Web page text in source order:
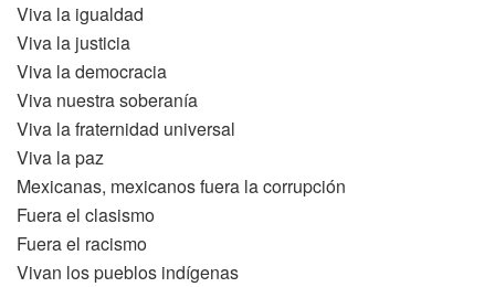
Viva la igualdad
Viva la justicia
Viva la democracia
Viva nuestra soberanía
Viva la fraternidad universal
Viva la paz
Mexicanas, mexicanos fuera la corrupción
Fuera el clasismo
Fuera el racismo
Vivan los pueblos indígenas